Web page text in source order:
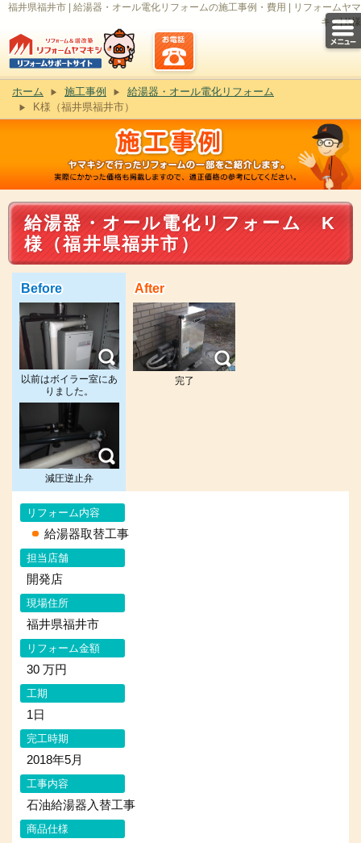
福井県福井市 | 給湯器・オール電化リフォームの施工事例・費用 | リフォームヤマ
キシ| K様
ホーム 施工事例
給湯器・オール電化リフォーム
K様（福井県福井市）
給湯器・オール電化リフォーム K
様（福井県福井市）
Before
以前はボイラー室にあ
りました。
減圧逆止弁
After
完了
リフォーム内容
給湯器取替工事
担当店舗
開発店
現場住所
福井県福井市
リフォーム金額
30 万円
工期
1日
完工時期
2018年5月
工事内容
石油給湯器入替工事
商品仕様